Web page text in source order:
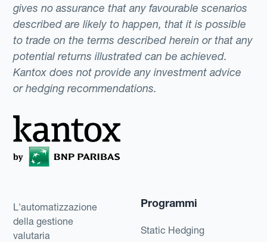
gives no assurance that any favourable scenarios
described are likely to happen, that it is possible
to trade on the terms described herein or that any
potential returns illustrated can be achieved.
Kantox does not provide any investment advice
or hedging recommendations.
L'automatizzazione
della gestione
valutaria
Programmi
Static Hedging